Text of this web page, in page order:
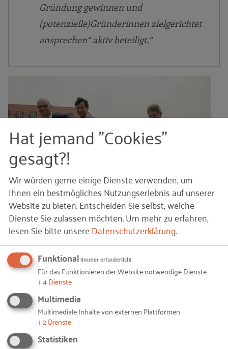
Gründung gewinnen und
(potenzielle)Gründerinnen zielgerichtet
ansprechen“ aktiv beteiligt.“
Übergabe des GEM-Staffelstabs
Am Ende der Veranstaltung hat Prof. Dr. Rolf
Sternberg, der GEM-Team-Leader in Deutschland
seit 25 Jahren und Initiator des GEM-Projektes in
Deutschland, den GEM-Staffelstab an Prof. Dr.
Hundt (Leiter des Thünen-Instituts für Innovation
und Wertschöpfung in ländlichen Räumen) und Dr.
Florian Täube übergeben.
Prof. Dr. Rolf Sternberg, Mitglied des
Hat jemand "Cookies"
gesagt?!
Wir würden gerne einige Dienste verwenden, um
Ihnen ein bestmögliches Nutzungserlebnis auf unserer
Website zu bieten. Entscheiden Sie selbst, welche
Dienste Sie zulassen möchten.Um mehr zu erfahren,
lesen Sie bitte unsereDatenschutzerklärung.
Funktional(immer erforderlich)
Für das Funktionieren der Website notwendige Dienste
↓ 4Dienste
Multimedia
Multimediale Inhalte von externen Plattformen
↓ 2Dienste
Statistiken